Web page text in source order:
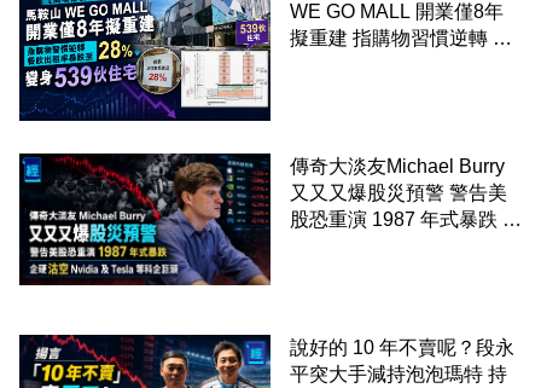
WE GO MALL 開業僅8年
擬重建 指購物習慣逆轉 餐
傳奇大淡友Michael Burry
又又又爆股災預警 警告美
股恐重演 1987 年式暴跌 企
說好的 10 年不賣呢？段永
平突大手減持泡泡瑪特 持